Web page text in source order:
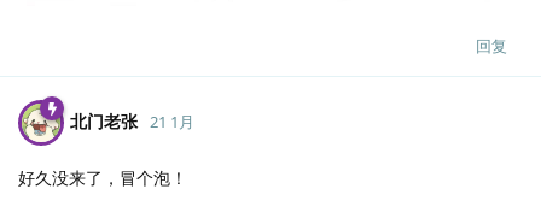
回复
北门老张 21 1月
好久没来了，冒个泡！